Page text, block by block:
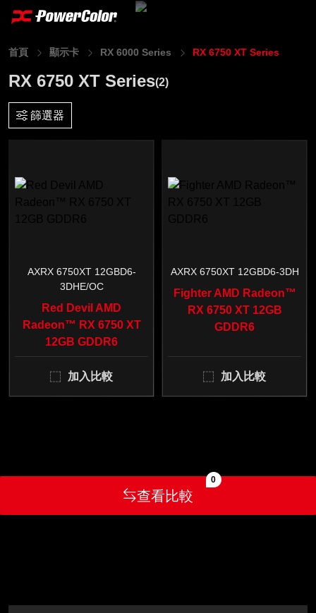
首頁 顯示卡 RX 6000 Series RX 6750 XT Series
RX 6750 XT Series(2)
篩選器
AXRX 6750XT 12GBD6-
3DHE/OC
Red Devil AMD
Radeon™ RX 6750 XT
12GB GDDR6
加入比較
AXRX 6750XT 12GBD6-3DH
Fighter AMD Radeon™
RX 6750 XT 12GB
GDDR6
加入比較
查看比較
0